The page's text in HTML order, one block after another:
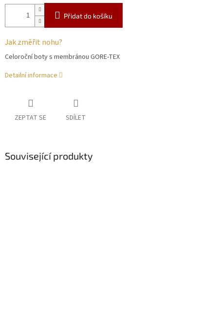
Přidat do košíku
Jak změřit nohu?
Celoroční boty s membránou GORE-TEX
Detailní informace
ZEPTAT SE SDÍLET
Související produkty